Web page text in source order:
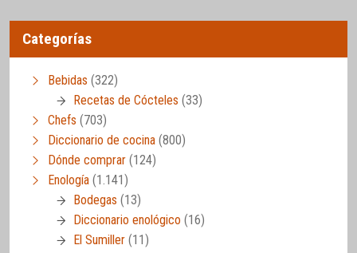
Categorías
Bebidas (322)
Recetas de Cócteles (33)
Chefs (703)
Diccionario de cocina (800)
Dónde comprar (124)
Enología (1.141)
Bodegas (13)
Diccionario enológico (16)
El Sumiller (11)